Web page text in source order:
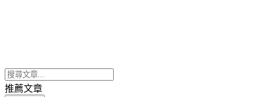
推薦文章